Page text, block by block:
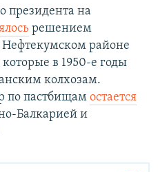
президента на
решением
Нефтекумском районе
в 1950-е годы
колхозам.
по пастбищам остается
Балкарией и